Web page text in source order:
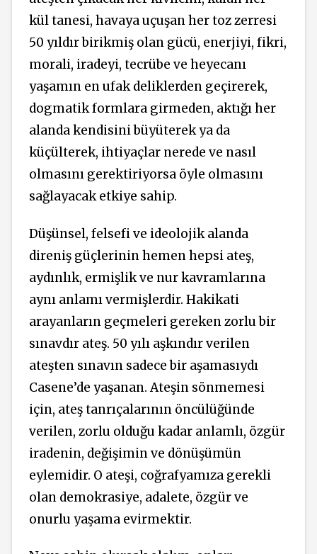
kül tanesi, havaya uçuşan her toz zerresi
50 yıldır birikmiş olan gücü, enerjiyi, fikri,
morali, iradeyi, tecrübe ve heyecanı
yaşamın en ufak deliklerden geçirerek,
dogmatik formlara girmeden, aktığı her
alanda kendisini büyüterek ya da
küçülterek, ihtiyaçlar nerede ve nasıl
olmasını gerektiriyorsa öyle olmasını
sağlayacak etkiye sahip.
Düşünsel, felsefi ve ideolojik alanda
direniş güçlerinin hemen hepsi ateş,
aydınlık, ermişlik ve nur kavramlarına
aynı anlamı vermişlerdir. Hakikati
arayanların geçmeleri gereken zorlu bir
sınavdır ateş. 50 yılı aşkındır verilen
ateşten sınavın sadece bir aşamasıydı
Casene’de yaşanan. Ateşin sönmemesi
için, ateş tanrıçalarının öncülüğünde
verilen, zorlu olduğu kadar anlamlı, özgür
iradenin, değişimin ve dönüşümün
eylemidir. O ateşi, coğrafyamıza gerekli
olan demokrasiye, adalete, özgür ve
onurlu yaşama evirmektir.